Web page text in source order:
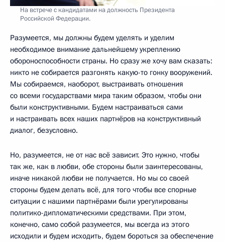
На встрече с кандидатами на должность Президента
Российской Федерации.
Разумеется, мы должны будем уделять и уделим
необходимое внимание дальнейшему укреплению
обороноспособности страны. Но сразу же хочу вам сказать:
никто не собирается разгонять какую-то гонку вооружений.
Мы собираемся, наоборот, выстраивать отношения
со всеми государствами мира таким образом, чтобы они
были конструктивными. Будем настраиваться сами
и настраивать всех наших партнёров на конструктивный
диалог, безусловно.
Но, разумеется, не от нас всё зависит. Это нужно, чтобы
так же, как в любви, обе стороны были заинтересованы,
иначе никакой любви не получается. Но мы со своей
стороны будем делать всё, для того чтобы все спорные
ситуации с нашими партнёрами были урегулированы
политико-дипломатическими средствами. При этом,
конечно, само собой разумеется, мы всегда из этого
исходили и будем исходить, будем бороться за обеспечение